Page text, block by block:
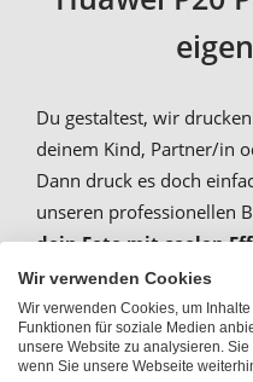
Du gestaltest, wir
deinem Kind, Partner/in
Dann druck es doch
unseren professionellen
dein Foto mit coolen
aufwerten. Wir drucken
makelloser Qualität. Mit
bleiben auch garantiert
unser
Wir verwenden Cookies
Wir verwenden Cookies, um
Funktionen für soziale Medien
unsere Website zu analysieren.
wenn Sie unsere Webseite